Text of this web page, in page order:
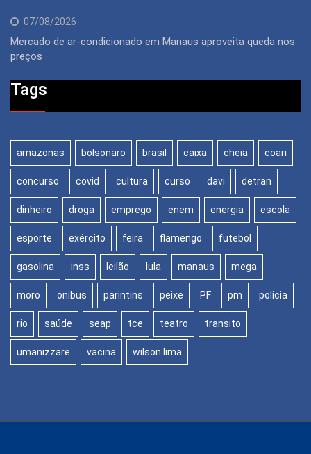
07/08/2026
Mercado de ar-condicionado em Manaus aproveita queda nos
preços
Tags
amazonas bolsonaro brasil caixa cheia coari
concurso covid cultura curso davi detran
dinheiro droga emprego enem energia escola
esporte exército feira flamengo futebol
gasolina inss leilão lula manaus mega
moro onibus parintins peixe PF pm policia
rio saúde seap tce teatro transito
umanizzare vacina wilson lima